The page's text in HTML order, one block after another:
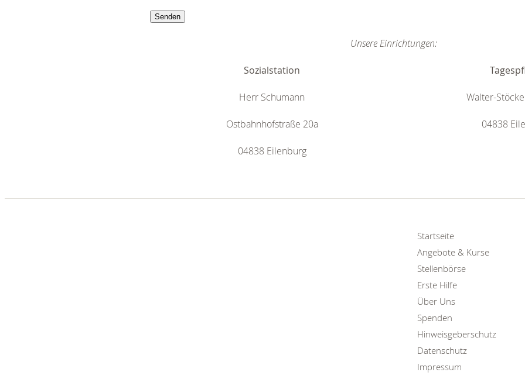
Unsere Einrichtungen:
Sozialstation
Herr Schumann
Ostbahnhofstraße 20a
04838 Eilenburg
Walter-
04838
Startseite
Angebote & Kurse
Stellenbörse
Erste Hilfe
Über Uns
Spenden
Hinweisgeberschutz
Datenschutz
Impressum